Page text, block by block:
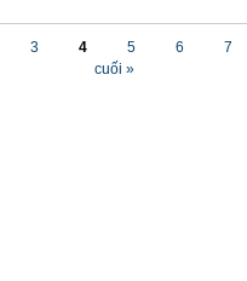
3 4 5 6
7
cuối »